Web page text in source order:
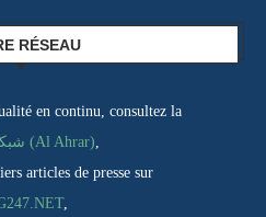
RÉSEAU
en continu, consultez la
شبكة الاحرار (Al Ahrar),
articles de presse sur
,